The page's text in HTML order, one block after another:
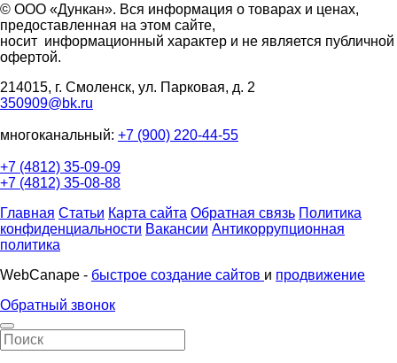
© ООО «Дункан». Вся информация о товарах и ценах,
предоставленная на этом сайте,
носит информационный характер и не является публичной
офертой.
214015, г. Смоленск, ул. Парковая, д. 2
350909@bk.ru
многоканальный: +7 (900) 220-44-55
+7 (4812) 35-09-09
+7 (4812) 35-08-88
Главная Статьи Карта сайта Обратная связь Политика
конфиденциальности Вакансии Антикоррупционная
политика
WebCanape - быстрое создание сайтов и продвижение
Обратный звонок